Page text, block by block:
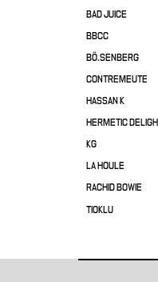
BAD JUICE
BBCC
BÖ.SENBERG
CONTREMEUTE
HASSAN K
HERMETIC
KG
LA HOULE
RACHID BOWIE
TIOKLU